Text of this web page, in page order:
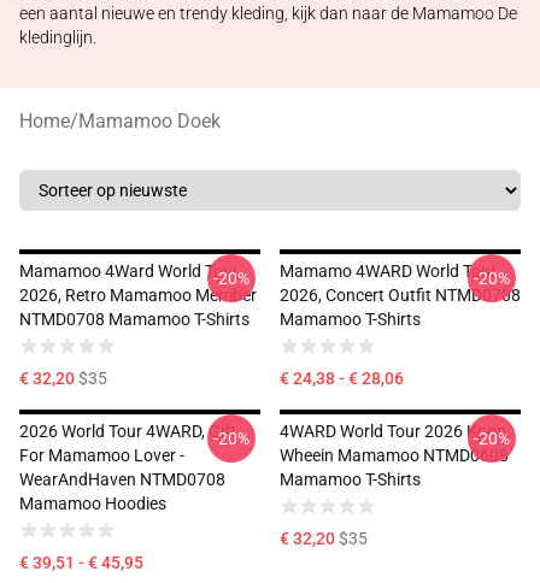
een aantal nieuwe en trendy kleding, kijk dan naar de Mamamoo De
kledinglijn.
Home/Mamamoo Doek
Mamamoo 4Ward World Tour
2026, Retro Mamamoo Member
NTMD0708 Mamamoo T-Shirts
€ 32,20$35
-20%
Mamamo 4WARD World Tour
2026, Concert Outfit NTMD0708
Mamamoo T-Shirts
€ 24,38 - € 28,06
-20%
2026 World Tour 4WARD, Gift
For Mamamoo Lover -
WearAndHaven NTMD0708
Mamamoo Hoodies
€ 39,51 - € 45,95
-20%
4WARD World Tour 2026 Kpop,
Wheein Mamamoo NTMD0608
Mamamoo T-Shirts
€ 32,20$35
-20%